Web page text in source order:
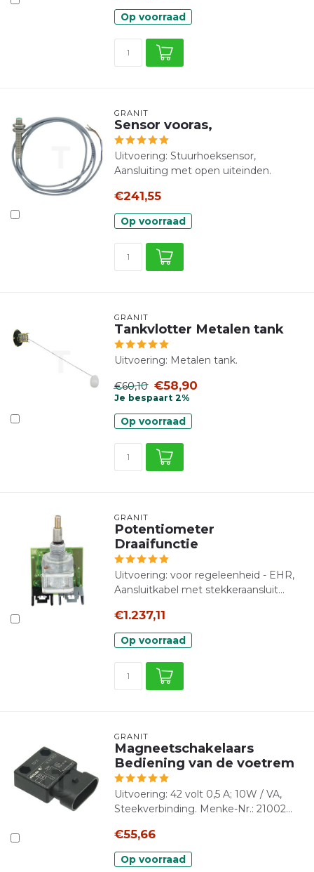
Op voorraad
GRANIT
Sensor vooras,
Uitvoering: Stuurhoeksensor,
Aansluiting met open uiteinden.
€241,55
Op voorraad
GRANIT
Tankvlotter Metalen tank
Uitvoering: Metalen tank.
€60,10 €58,90
Je bespaart 2%
Op voorraad
GRANIT
Potentiometer
Draaifunctie
Uitvoering: voor regeleenheid - EHR,
Aansluitkabel met stekkeraansluit...
€1.237,11
Op voorraad
GRANIT
Magneetschakelaars
Bediening van de voetrem
Uitvoering: 42 volt 0,5 A; 10W / VA,
Steekverbinding. Menke-Nr.: 21002...
€55,66
Op voorraad